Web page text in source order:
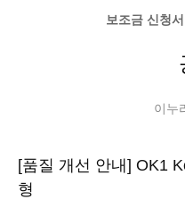
보조금 신청
이누
[품질 개선 안내] OK1
형